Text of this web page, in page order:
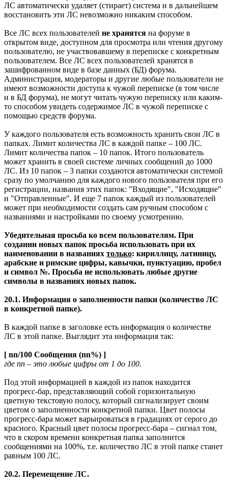
ЛС автоматически удаляет (стирает) система и в дальнейшем
восстановить эти ЛС невозможно никаким способом.
Все ЛС всех пользователей не хранятся на форуме в
открытом виде, доступном для просмотра или чтения другому
пользователю, не участвовавшему в переписке с конкретным
пользователем. Все ЛС всех пользователей хранятся в
зашифрованном виде в базе данных (БД) форума.
Администрация, модераторы и другие любые пользователи не
имеют возможности доступа к чужой переписке (в том числе
и в БД форума), не могут читать чужую переписку или каким-
то способом увидеть содержимое ЛС в чужой переписке с
помощью средств форума.
У каждого пользователя есть возможность хранить свои ЛС в
папках. Лимит количества ЛС в каждой папке – 100 ЛС.
Лимит количества папок – 10 папок. Итого пользователь
может хранить в своей системе личных сообщений до 1000
ЛС. Из 10 папок – 3 папки создаются автоматически системой
сразу по умолчанию для каждого нового пользователя при его
регистрации, названия этих папок: "Входящие", "Исходящие"
и "Отправленные". И еще 7 папок каждый из пользователей
может при необходимости создать сам ручным способом с
названиями и настройками по своему усмотрению.
Убедительная просьба ко всем пользователям. При
создании новых папок просьба использовать при их
наименовании в названиях только: кириллицу, латиницу,
арабские и римские цифры, кавычки, пунктуацию, пробел
и символ №. Просьба не использовать любые другие
символы в названиях новых папок.
20.1. Информация о заполненности папки (количество ЛС
в конкретной папке).
В каждой папке в заголовке есть информация о количестве
ЛС в этой папке. Выглядит эта информация так:
[ nn/100 Сообщения (nn%) ]
где nn – это любые цифры от 1 до 100.
Под этой информацией в каждой из папок находится
прогресс-бар, представляющий собой горизонтальную
цветную текстовую полосу, который сигнализирует своим
цветом о заполненности конкретной папки. Цвет полосы
прогресс-бара может варьироваться в градациях от серого до
красного. Красный цвет полосы прогресс-бара – сигнал том,
что в скором времени конкретная папка заполнится
сообщениями на 100%, т.е. количество ЛС в этой папке станет
равным 100 ЛС.
20.2. Перемещение ЛС.